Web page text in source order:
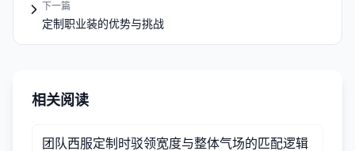
下一篇
定制职业装的优势与挑战
相关阅读
团队西服定制时驳领宽度与整体气场的匹配逻辑